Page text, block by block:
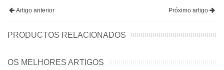
Artigo anterior Próximo artigo
PRODUCTOS RELACIONADOS
OS MELHORES ARTIGOS